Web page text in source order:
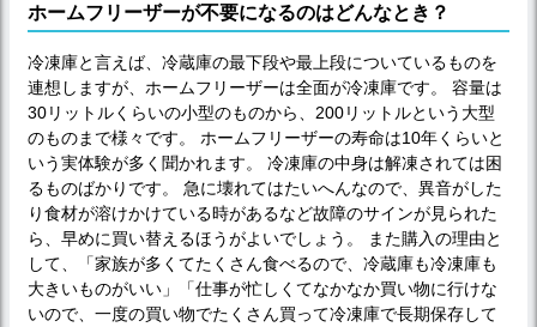
ホームフリーザーが不要になるのはどんなとき？
冷凍庫と言えば、冷蔵庫の最下段や最上段についているものを
連想しますが、ホームフリーザーは全面が冷凍庫です。 容量は
30リットルくらいの小型のものから、200リットルという大型
のものまで様々です。 ホームフリーザーの寿命は10年くらいと
いう実体験が多く聞かれます。 冷凍庫の中身は解凍されては困
るものばかりです。 急に壊れてはたいへんなので、異音がした
り食材が溶けかけている時があるなど故障のサインが見られた
ら、早めに買い替えるほうがよいでしょう。 また購入の理由と
して、「家族が多くてたくさん食べるので、冷蔵庫も冷凍庫も
大きいものがいい」「仕事が忙しくてなかなか買い物に行けな
いので、一度の買い物でたくさん買って冷凍庫で長期保存して